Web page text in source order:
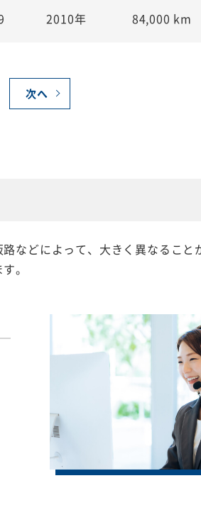
2010年 84,000 km
次へ
などによって、大きく異なること
。